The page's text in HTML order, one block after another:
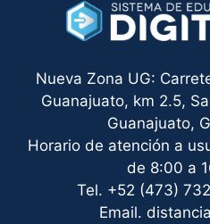
Nueva Zona UG:
Guanajuato, km 2.5,
Guanajuato,
Horario de atención a
de 8:00 a
Tel. +52 (473)
Email.